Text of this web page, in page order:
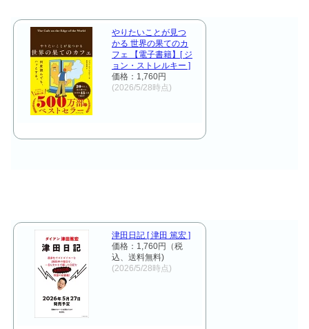
やりたいことが見つ
かる 世界の果てのカ
フェ 【電子書籍】[ ジ
ョン・ストレルキー ]
価格：1,760円
(2026/5/28時点)
津田日記 [ 津田 篤宏 ]
価格：1,760円（税
込、送料無料)
(2026/5/28時点)